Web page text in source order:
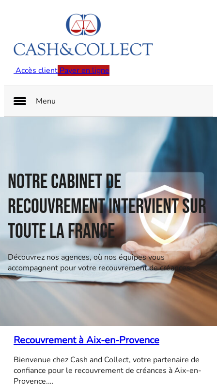
Accès client Payer en ligne
Menu
Notre cabinet de
recouvrement intervient sur
toute la France
Découvrez nos agences, où nos équipes vous
accompagnent pour votre recouvrement de créances.
Recouvrement à Aix-en-Provence
Bienvenue chez Cash and Collect, votre partenaire de
confiance pour le recouvrement de créances à Aix-en-
Provence.…